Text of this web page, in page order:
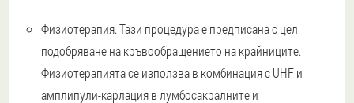
Физиотерапия. Тази процедура е предписана с цел
подобряване на кръвообращението на крайниците.
Физиотерапията се използва в комбинация с UHF и
амплипули-карлация в лумбосакралните и